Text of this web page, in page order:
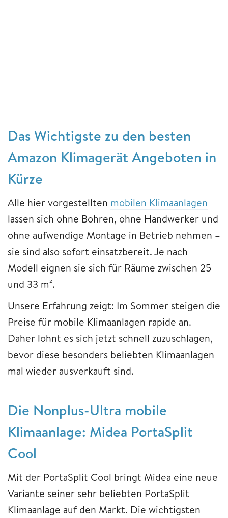
Das Wichtigste zu den besten
Amazon Klimagerät Angeboten in
Kürze
Alle hier vorgestellten mobilen Klimaanlagen
lassen sich ohne Bohren, ohne Handwerker und
ohne aufwendige Montage in Betrieb nehmen –
sie sind also sofort einsatzbereit. Je nach
Modell eignen sie sich für Räume zwischen 25
und 33 m².
Unsere Erfahrung zeigt: Im Sommer steigen die
Preise für mobile Klimaanlagen rapide an.
Daher lohnt es sich jetzt schnell zuzuschlagen,
bevor diese besonders beliebten Klimaanlagen
mal wieder ausverkauft sind.
Die Nonplus-Ultra mobile
Klimaanlage: Midea PortaSplit
Cool
Mit der PortaSplit Cool bringt Midea eine neue
Variante seiner sehr beliebten PortaSplit
Klimaanlage auf den Markt. Die wichtigsten